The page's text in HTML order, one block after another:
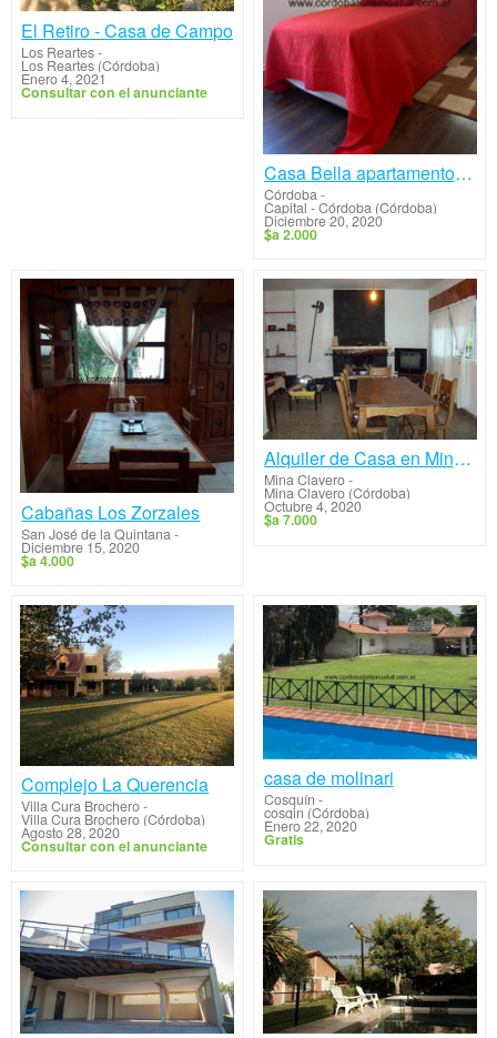
El Retiro - Casa de Campo
Los Reartes-
Los Reartes (Córdoba)
Enero 4, 2021
Consultar con el anunciante
Casa Bella apartamentos de alquiler Temporario
Córdoba-
Capital - Córdoba (Córdoba)
Diciembre 20, 2020
$a 2.000
Cabañas Los Zorzales
San José de la Quintana-
Diciembre 15, 2020
$a 4.000
Alquiler de Casa en Mina Clavero
Mina Clavero-
Mina Clavero (Córdoba)
Octubre 4, 2020
$a 7.000
Complejo La Querencia
Villa Cura Brochero-
Villa Cura Brochero (Córdoba)
Agosto 28, 2020
Consultar con el anunciante
casa de molinari
Cosquín -
cosqin (Córdoba)
Enero 22, 2020
Gratis